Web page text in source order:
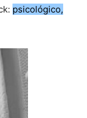
psicológico,